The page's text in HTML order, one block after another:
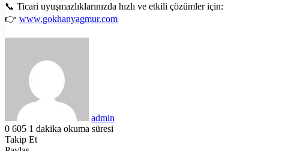
📞 Ticari uyuşmazlıklarınızda hızlı ve etkili çözümler için:
👉 www.gokhanyagmur.com
admin
0 605 1 dakika okuma süresi
Facebook
X
LinkedIn
Tumblr
Pinterest
Reddit
VKontakte
Odnoklassniki
Pocket
Yazdır
Takip Et